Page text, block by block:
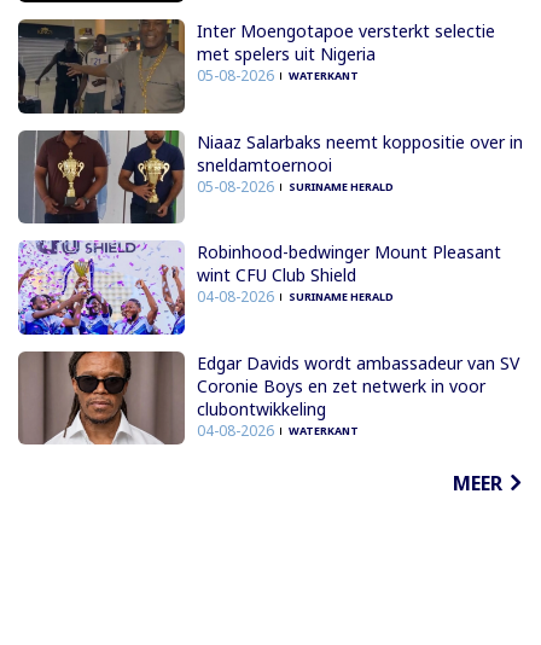
Inter Moengotapoe versterkt selectie
met spelers uit Nigeria
05-08-2026 WATERKANT
Niaaz Salarbaks neemt koppositie over in
sneldamtoernooi
05-08-2026 SURINAME HERALD
Robinhood-bedwinger Mount Pleasant
wint CFU Club Shield
04-08-2026 SURINAME HERALD
Edgar Davids wordt ambassadeur van SV
Coronie Boys en zet netwerk in voor
clubontwikkeling
04-08-2026 WATERKANT
MEER